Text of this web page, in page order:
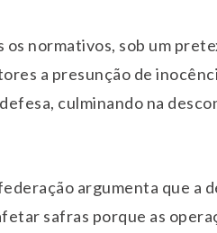
os normativos, sob um
a presunção de
culminando na
argumenta que a
safras porque as